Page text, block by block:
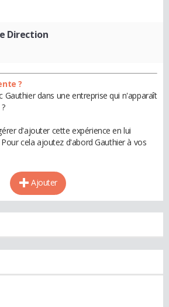
Direction
?
Gauthier dans une entreprise qui n'apparaît
d'ajouter cette expérience en lui
cela ajoutez d'abord Gauthier à vos
Ajouter